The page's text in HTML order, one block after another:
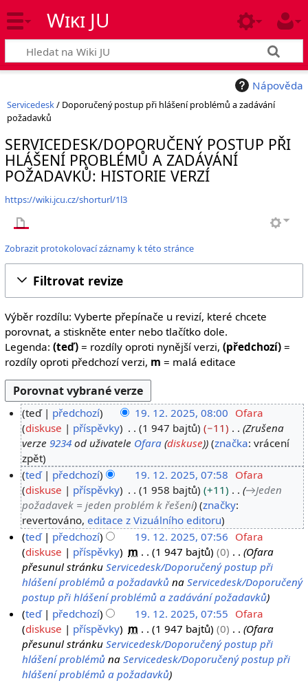
Wiki JU
Nápověda
Servicedesk/ Doporučený postup při hlášení problémů a zadávání
požadavků
SERVICEDESK/DOPORUČENÝ POSTUP PŘI
HLÁŠENÍ PROBLÉMŮ A ZADÁVÁNÍ
POŽADAVKŮ: HISTORIE VERZÍ
https://wiki.jcu.cz/shorturl/1l3
Zobrazit protokolovací záznamy k této stránce
Filtrovat revize
Výběr rozdílu: Vyberte přepínače u revizí, které chcete
porovnat, a stiskněte enter nebo tlačítko dole.
Legenda: (teď)= rozdíly oproti nynější verzi, (předchozí)=
rozdíly oproti předchozí verzi, m = malá editace
1
0
teď předchozí 19. 12. 2025, 08:00 Ofara
diskuse
příspěvky 1 947 bajtů −11
Zrušena
verze9234 od uživatele Ofara (diskuse) značka:vrácení
zpět
teď
předchozí 19. 12. 2025, 07:58 Ofara
diskuse
příspěvky 1 958 bajtů +11 →Jeden
požadavek = jeden problém k řešení
značky:
revertováno editace z Vizuálního editoru
teď
předchozí 19. 12. 2025, 07:56 Ofara
diskuse
příspěvky m 1 947 bajtů 0
Ofara
přesunul stránkuServicedesk/Doporučený postup při
hlášení problémů a požadavků naServicedesk/Doporučený
postup při hlášení problémů a zadávání požadavků
teď
předchozí 19. 12. 2025, 07:55 Ofara
diskuse
příspěvky m 1 947 bajtů 0
Ofara
přesunul stránkuServicedesk/Doporučený postup při
hlášení problémů naServicedesk/Doporučený postup při
hlášení problémů a požadavků